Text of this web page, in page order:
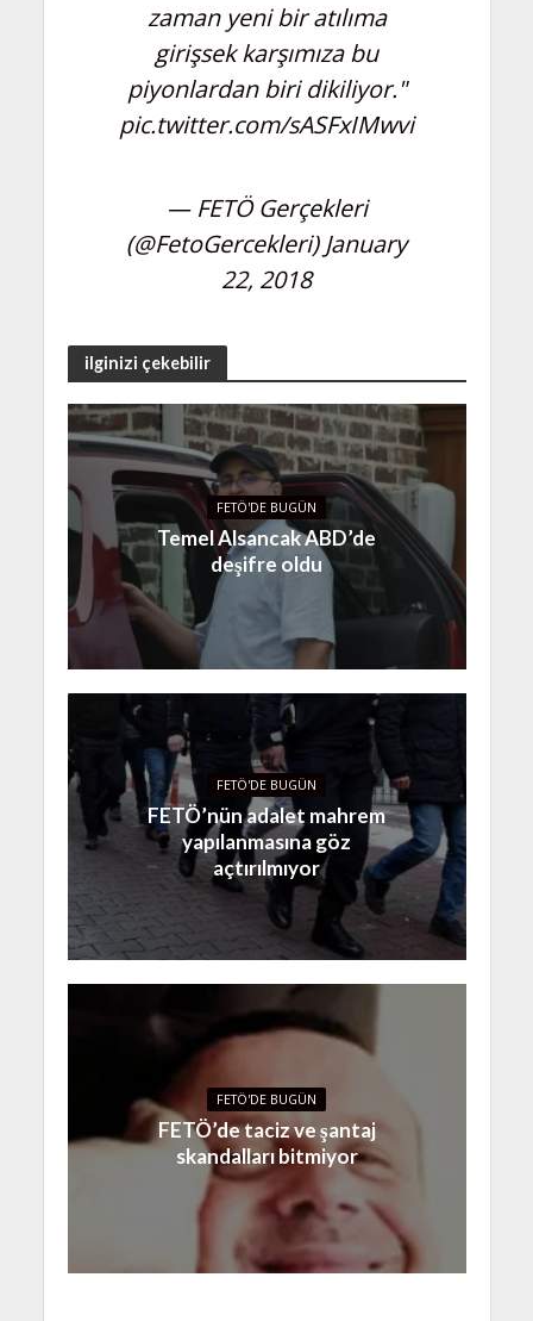
zaman yeni bir atılıma
girişsek karşımıza bu
piyonlardan biri dikiliyor."
pic.twitter.com/sASFxIMwvi
— FETÖ Gerçekleri
(@FetoGercekleri) January
22, 2018
ilginizi çekebilir
FETÖ'DE BUGÜN
Temel Alsancak ABD’de
deşifre oldu
FETÖ'DE BUGÜN
FETÖ’nün adalet mahrem
yapılanmasına göz
açtırılmıyor
FETÖ'DE BUGÜN
FETÖ’de taciz ve şantaj
skandalları bitmiyor